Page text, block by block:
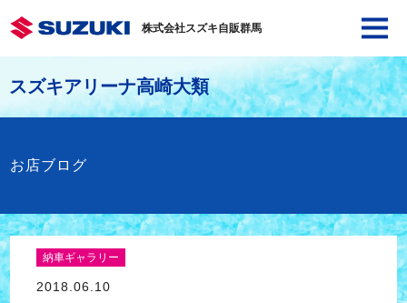
株式会社スズキ自販群馬
スズキアリーナ高崎大類
お店ブログ
納車ギャラリー
2018.06.10